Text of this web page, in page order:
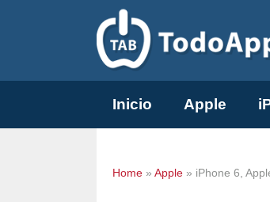
Inicio Apple
Home » Apple » iPhone 6,